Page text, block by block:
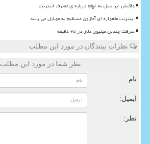
واکنش ایرانسل به ابهام درباره ی مصرف اینترنت
اینترنت ماهواره ای آمازون مستقیم به موبایل می رسد
سرقت چندین میلیون دلار در ۲۵ دقیقه
نظرات بینندگان در مورد این مطلب
نظر شما در مورد این مطلب
نام:
ایمیل:
نظر: